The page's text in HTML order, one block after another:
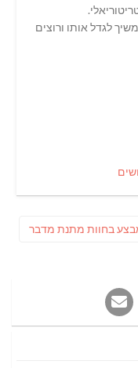
לגדל אותו ורוצים
בחוות מתנת מדבר